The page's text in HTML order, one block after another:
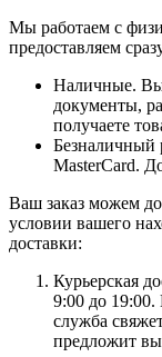
Мы работаем с
предоставляем
Наличные. Вы
документы,
получаете
Безналичный
MasterCard.
Ваш заказ можем
условии вашего
доставки:
Курьерская
9:00 до 19:00.
служба
предложит